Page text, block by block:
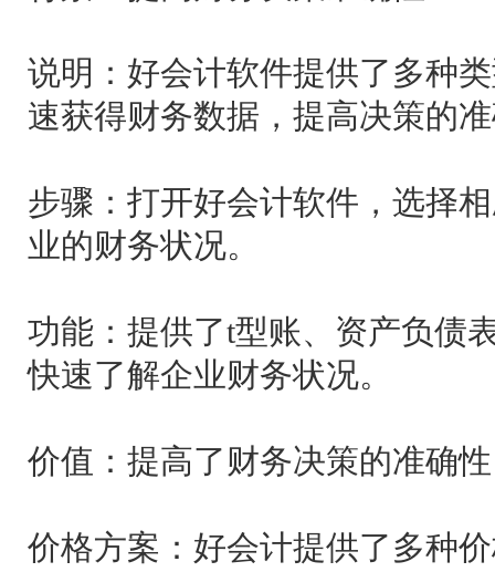
说明：好会计软件提供了多种
速获得财务数据，提高决策的
步骤：打开好会计软件，选择
业的财务状况。
功能：提供了t型账、资产负债
快速了解企业财务状况。
价值：提高了财务决策的准确
价格方案：好会计提供了多种